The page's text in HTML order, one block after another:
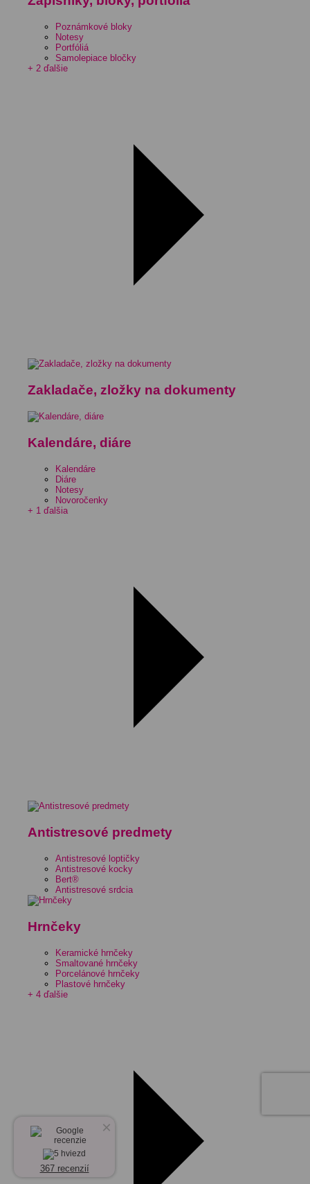
Poznámkové bloky
Notesy
Portfóliá
Samolepiace bločky
+ 2 ďalšie
Zakladače, zložky na dokumenty
Kalendáre, diáre
Kalendáre
Diáre
Notesy
Novoročenky
+ 1 ďalšia
Antistresové predmety
Antistresové loptičky
Antistresové kocky
Bert®
Antistresové srdcia
Hrnčeky
Keramické hrnčeky
Smaltované hrnčeky
Porcelánové hrnčeky
Plastové hrnčeky
+ 4 ďalšie
×
367 recenzií